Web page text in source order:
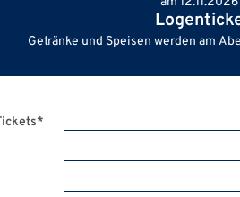
Getränke und Speisen werden am
*